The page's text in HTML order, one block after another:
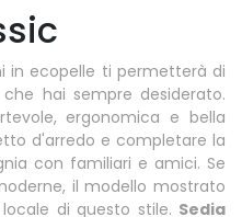
in ecopelle ti permetterà di
hai sempre desiderato.
ergonomica e bella
d'arredo e completare la
con familiari e amici. Se
il modello mostrato
di questo stile. Sedia